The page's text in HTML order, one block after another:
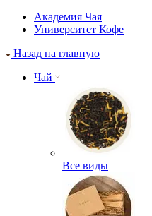
Академия Чая
Университет Кофе
Назад на главную
Чай
Все виды